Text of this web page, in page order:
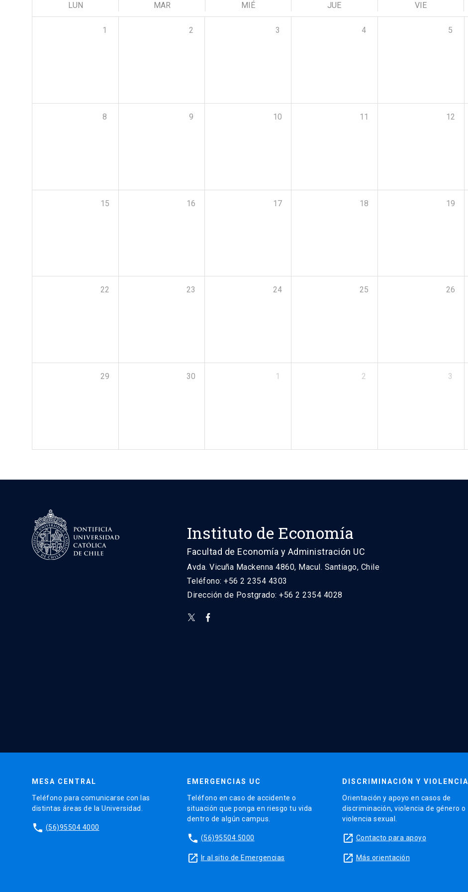
LUN MAR MIÉ JUE VIE
1 2 3 4 5
8 9 10 11 12
15 16 17 18 19
22 23 24 25 26
29 30 1 2 3
Instituto de Economía
Facultad de Economía y Administración UC
Avda. Vicuña Mackenna 4860, Macul. Santiago, Chile
Teléfono: +56 2 2354 4303
Dirección de Postgrado: +56 2 2354 4028
MESA CENTRAL
Teléfono para comunicarse con las
distintas áreas de la Universidad.
phone (56)95504 4000
EMERGENCIAS UC
Teléfono en caso de accidente o
situación que ponga en riesgo tu vida
dentro de algún campus.
phone (56)95504 5000
launch Ir al sitio de Emergencias
DISCRIMINACIÓN Y VIOLENCIA
Orientación y apoyo en casos de
discriminación, violencia de género o
violencia sexual.
launch Contacto para apoyo
launch Más orientación